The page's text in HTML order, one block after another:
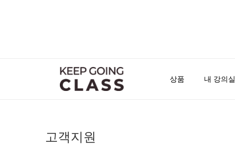
상품 내 강의실
고객지원